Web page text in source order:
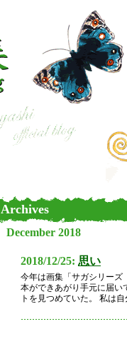
Archives
December 2018
2018/12/25: 思い
今年は画集「サガシリー
本ができあがり手元に届い
トを見つめていた。 私は